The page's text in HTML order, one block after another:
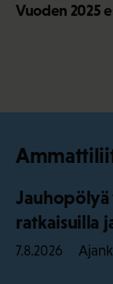
Vuoden 2025
Jauhopölyä
ratkaisuilla
7.8.2026